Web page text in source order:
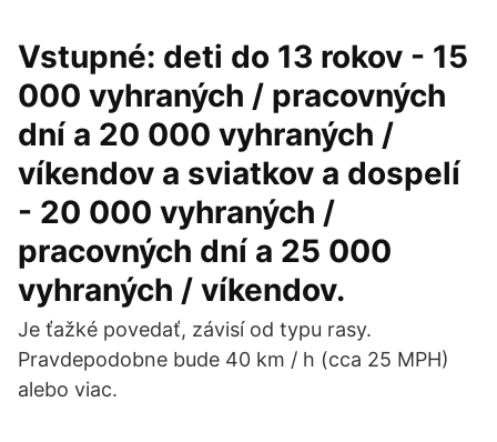
Vstupné: deti do 13 rokov - 15
000 vyhraných / pracovných
dní a 20 000 vyhraných /
víkendov a sviatkov a dospelí
- 20 000 vyhraných /
pracovných dní a 25 000
vyhraných / víkendov.
Je ťažké povedať, závisí od typu rasy.
Pravdepodobne bude 40 km / h (cca 25 MPH)
alebo viac.